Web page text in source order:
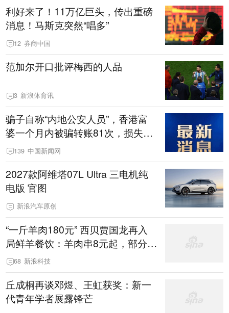
利好来了！11万亿巨头，传出重磅
消息！马斯克突然“唱多”
12 券商中国
范加尔开口批评梅西的人品
3 新浪体育讯
骗子自称“内地公安人员”，香港富
婆一个月内被骗转账81次，损失约
6894万港元
139 中国新闻网
2027款阿维塔07L Ultra 三电机纯
电版 官图
新浪汽车原创
“一斤羊肉180元” 西贝贾国龙再入
局鲜羊餐饮：羊肉串8元起，部分店
员来自西贝，网友：更贵了？
68 新浪科技
丘成桐再谈邓煜、王虹获奖：新一
代青年学者展露锋芒